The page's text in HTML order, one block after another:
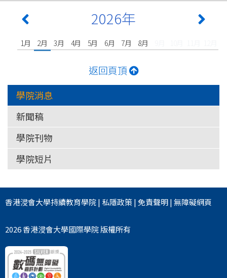
2026年
1月 2月 3月 4月 5月 6月 7月 8月
返回頁頂
學院消息
新聞稿
學院刊物
學院短片
香港浸會大學持續教育學院| 私隱政策|免責聲明|無障礙網頁
2026 香港浸會大學國際學院 版權所有